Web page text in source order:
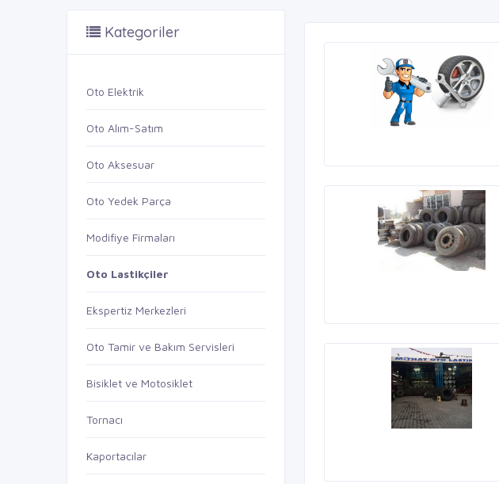
Kategoriler
Oto Elektrik
Oto Alım-Satım
Oto Aksesuar
Oto Yedek Parça
Modifiye Firmaları
Oto Lastikçiler
Ekspertiz Merkezleri
Oto Tamir ve Bakım Servisleri
Bisiklet ve Motosiklet
Tornacı
Kaportacılar